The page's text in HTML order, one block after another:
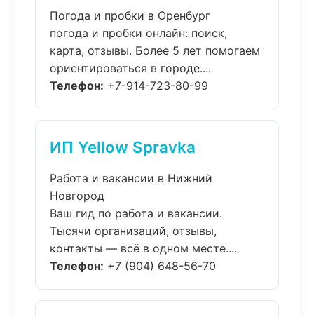
Погода и пробки в Оренбург
погода и пробки онлайн: поиск,
карта, отзывы. Более 5 лет помогаем
ориентироваться в городе....
Телефон: +7-914-723-80-99
ИП Yellow Spravka
Работа и вакансии в Нижний
Новгород
Ваш гид по работа и вакансии.
Тысячи организаций, отзывы,
контакты — всё в одном месте....
Телефон: +7 (904) 648-56-70